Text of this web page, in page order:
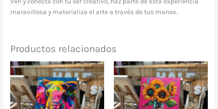
maravillosa y materializa el arte a través de tus manos.
Productos relacionados